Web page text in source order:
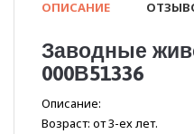
ОПИСАНИЕ
Заводные
000В51336
Описание:
Возраст: от 3-ех лет.